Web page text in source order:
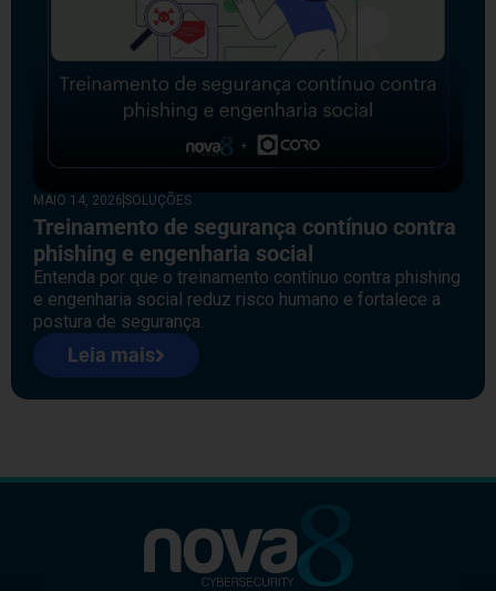
MAIO 14, 2026 SOLUÇÕES
Treinamento de segurança contínuo contra
phishing e engenharia social
Entenda por que o treinamento contínuo contra phishing
e engenharia social reduz risco humano e fortalece a
postura de segurança.
Leia mais